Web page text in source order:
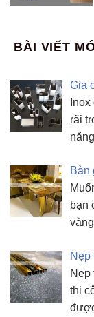
BÀI VIẾT
Gia
rãi
Bàn
bạn
Nẹp
Nẹp
thi